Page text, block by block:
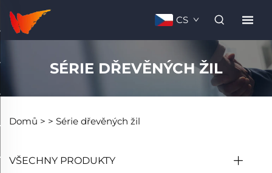
CS
SÉRIE DŘEVĚNÝCH ŽIL
Domů > > Série dřevěných žil
VŠECHNY PRODUKTY